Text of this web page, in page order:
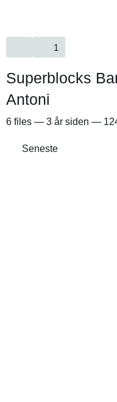
1
Superblocks
Antoni
6 files — 3 år siden —
Seneste